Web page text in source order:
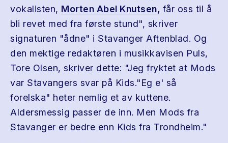
vokalisten, Morten Abel Knutsen, får oss til å
bli revet med fra første stund", skriver
signaturen "ådne" i Stavanger Aftenblad. Og
den mektige redaktøren i musikkavisen Puls,
Tore Olsen, skriver dette: "Jeg fryktet at Mods
var Stavangers svar på Kids."Eg e' så
forelska" heter nemlig et av kuttene.
Aldersmessig passer de inn. Men Mods fra
Stavanger er bedre enn Kids fra Trondheim."